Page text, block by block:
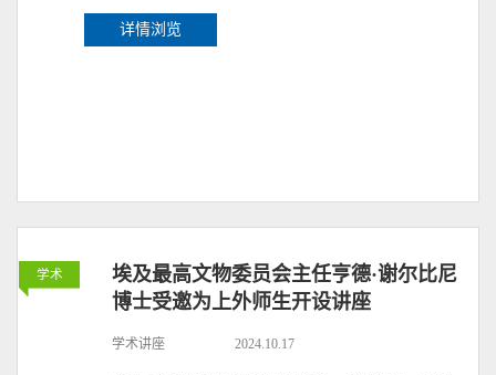
详情浏览
学术
埃及最高文物委员会主任亨德·谢尔比尼
博士受邀为上外师生开设讲座
学术讲座 2024.10.17